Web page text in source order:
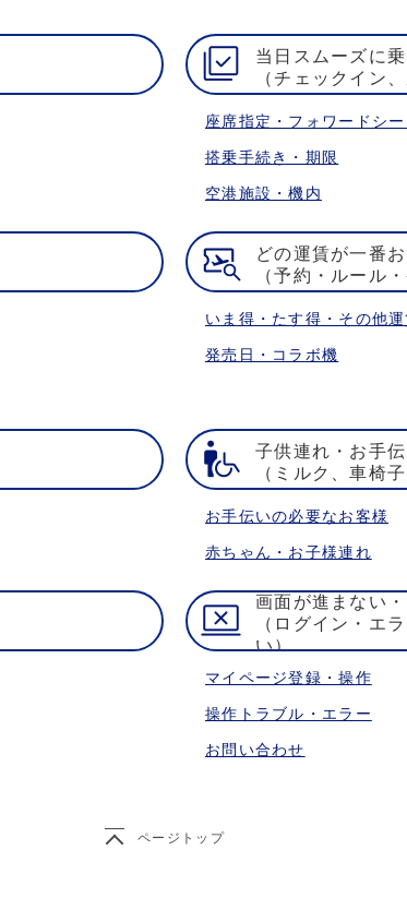
当日スムーズに
（チェックイン
座席指定・フォワードシー
搭乗手続き・期限
空港施設・機内
どの運賃が一番
（予約・ルール
いま得・たす得・その他運
発売日・コラボ機
子供連れ・お手
（ミルク、車椅
お手伝いの必要なお客様
赤ちゃん・お子様連れ
画面が進まない
（ログイン・エ
い）
マイページ登録・操作
操作トラブル・エラー
お問い合わせ
ページトップ